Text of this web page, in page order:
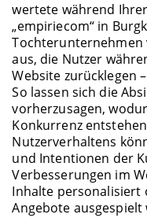
wertete während
„empiriecom“ in
Tochterunternehmen
aus, die Nutzer
Website zurücklegen
So lassen sich die
vorherzusagen,
Konkurrenz
Nutzerverhaltens
und Intentionen der
Verbesserungen im
Inhalte personalisiert
Angebote ausgespielt